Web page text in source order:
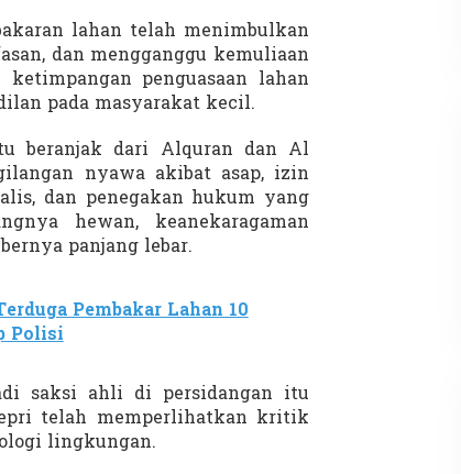
lahan telah menimbulkan
dan mengganggu kemuliaan
ketimpangan penguasaan lahan
pada masyarakat kecil.
beranjak dari Alquran dan Al
nyawa akibat asap, izin
dan penegakan hukum yang
hewan, keanekaragaman
panjang lebar.
Pembakar Lahan 10
Polisi
saksi ahli di persidangan itu
telah memperlihatkan kritik
lingkungan.
Batas Tanah
Dukung
Rekognisi Sejarah Kerajaan Siak
dan Harapan Daerah Istimewa Riau